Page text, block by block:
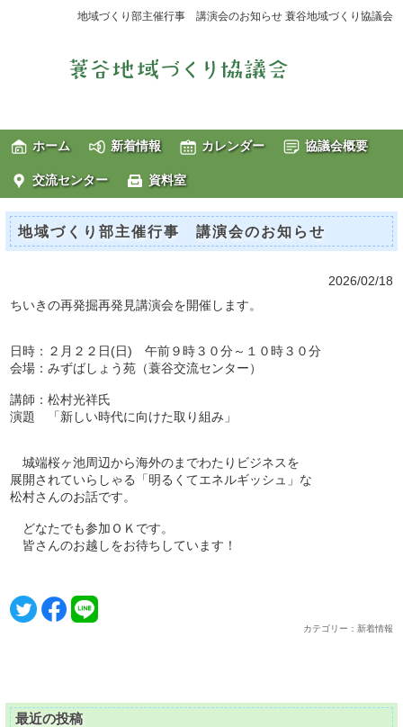
地域づくり部主催行事 講演会のお知らせ 蓑谷地域づくり協議会
ホーム 新着情報 カレンダー 協議会概要
交流センター 資料室
地域づくり部主催行事 講演会のお知らせ
2026/02/18
ちいきの再発掘再発見講演会を開催します。
日時：２月２２日(日) 午前９時３０分～１０時３０分
会場：みずばしょう苑（蓑谷交流センター）
講師：松村光祥氏
演題 「新しい時代に向けた取り組み」
城端桜ヶ池周辺から海外のまでわたりビジネスを
展開されていらしゃる「明るくてエネルギッシュ」な
松村さんのお話です。
どなたでも参加ＯＫです。
皆さんのお越しをお待ちしています！
カテゴリー：新着情報
最近の投稿